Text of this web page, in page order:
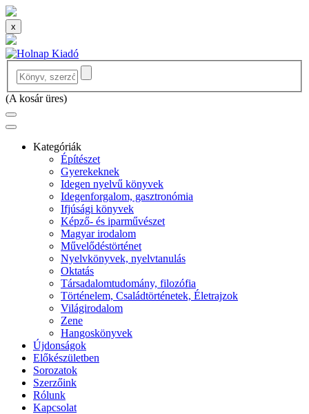
x
(A kosár üres)
Kategóriák
Építészet
Gyerekeknek
Idegen nyelvű könyvek
Idegenforgalom, gasztronómia
Ifjúsági könyvek
Képző- és iparművészet
Magyar irodalom
Művelődéstörténet
Nyelvkönyvek, nyelvtanulás
Oktatás
Társadalomtudomány, filozófia
Történelem, Családtörténetek, Életrajzok
Világirodalom
Zene
Hangoskönyvek
Újdonságok
Előkészületben
Sorozatok
Szerzőink
Rólunk
Kapcsolat